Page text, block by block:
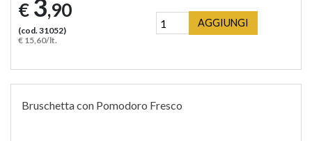
€ 3,90
(cod. 31052)
€ 15,60/lt.
AGGIUNGI
Bruschetta con Pomodoro Fresco